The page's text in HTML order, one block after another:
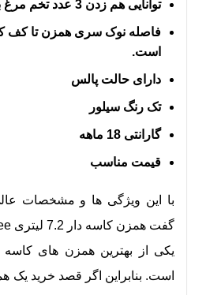
توانایی هم زدن 3 عدد تخم مرغ به بالا
است.
دارای حالت پالس
تک رنگ سیلور
گارانتی 18 ماهه
قیمت مناسب
با این ویژگی ها و مشخصات
یکی از بهترین همزن های کاسه
است. بنابراین اگر قصد خرید یک